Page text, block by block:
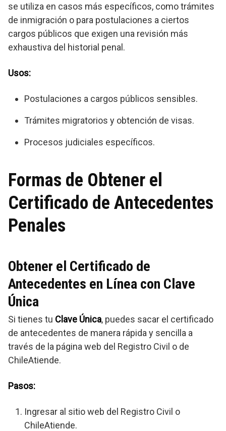
se utiliza en casos más específicos, como trámites
de inmigración o para postulaciones a ciertos
cargos públicos que exigen una revisión más
exhaustiva del historial penal.
Usos:
Postulaciones a cargos públicos sensibles.
Trámites migratorios y obtención de visas.
Procesos judiciales específicos.
Formas de Obtener el
Certificado de Antecedentes
Penales
Obtener el Certificado de
Antecedentes en Línea con Clave
Única
Si tienes tu Clave Única, puedes sacar el certificado
de antecedentes de manera rápida y sencilla a
través de la página web del Registro Civil o de
ChileAtiende.
Pasos:
Ingresar al sitio web del Registro Civil o
ChileAtiende.